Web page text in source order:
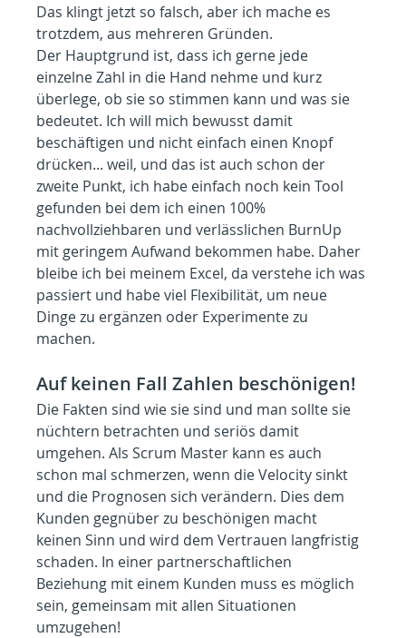
Das klingt jetzt so falsch, aber ich mache es
trotzdem, aus mehreren Gründen.
Der Hauptgrund ist, dass ich gerne jede
einzelne Zahl in die Hand nehme und kurz
überlege, ob sie so stimmen kann und was sie
bedeutet. Ich will mich bewusst damit
beschäftigen und nicht einfach einen Knopf
drücken... weil, und das ist auch schon der
zweite Punkt, ich habe einfach noch kein Tool
gefunden bei dem ich einen 100%
nachvollziehbaren und verlässlichen BurnUp
mit geringem Aufwand bekommen habe. Daher
bleibe ich bei meinem Excel, da verstehe ich was
passiert und habe viel Flexibilität, um neue
Dinge zu ergänzen oder Experimente zu
machen.
Auf keinen Fall Zahlen beschönigen!
Die Fakten sind wie sie sind und man sollte sie
nüchtern betrachten und seriös damit
umgehen. Als Scrum Master kann es auch
schon mal schmerzen, wenn die Velocity sinkt
und die Prognosen sich verändern. Dies dem
Kunden gegnüber zu beschönigen macht
keinen Sinn und wird dem Vertrauen langfristig
schaden. In einer partnerschaftlichen
Beziehung mit einem Kunden muss es möglich
sein, gemeinsam mit allen Situationen
umzugehen!